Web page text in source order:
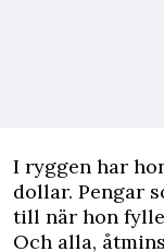
I ryggen har
dollar. Pengar
till när hon
Och alla,